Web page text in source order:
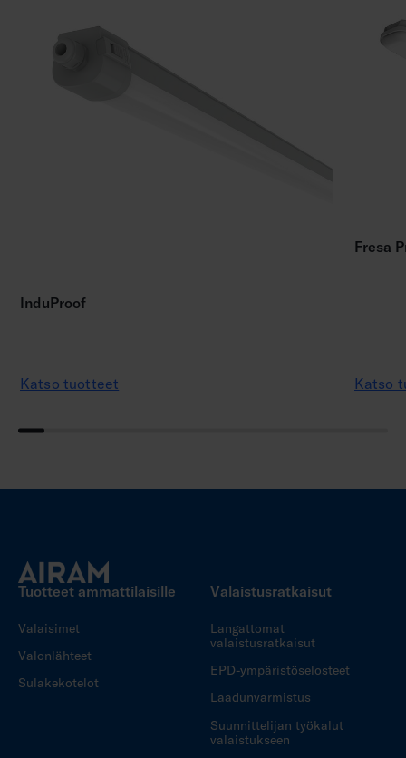
InduProof
Katso tuotteet
Fresa
Katso
Tuotteet ammattilaisille
Valaisimet
Valonlähteet
Sulakekotelot
Valaistusratkaisut
Langattomat
valaistusratkaisut
EPD-ympäristöselosteet
Laadunvarmistus
Suunnittelijan työkalut
valaistukseen